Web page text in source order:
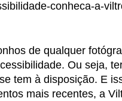
de qualquer
Ou seja,
tem à disposição. E
mais recentes, a